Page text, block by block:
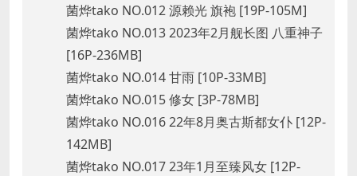
菌烨tako NO.012 源赖光 旗袍 [19P-105M]
菌烨tako NO.013 2023年2月舰长图 八重神子
[16P-236MB]
菌烨tako NO.014 甘雨 [10P-33MB]
菌烨tako NO.015 修女 [3P-78MB]
菌烨tako NO.016 22年8月奥古斯都女仆 [12P-
142MB]
菌烨tako NO.017 23年1月至臻风女 [12P-